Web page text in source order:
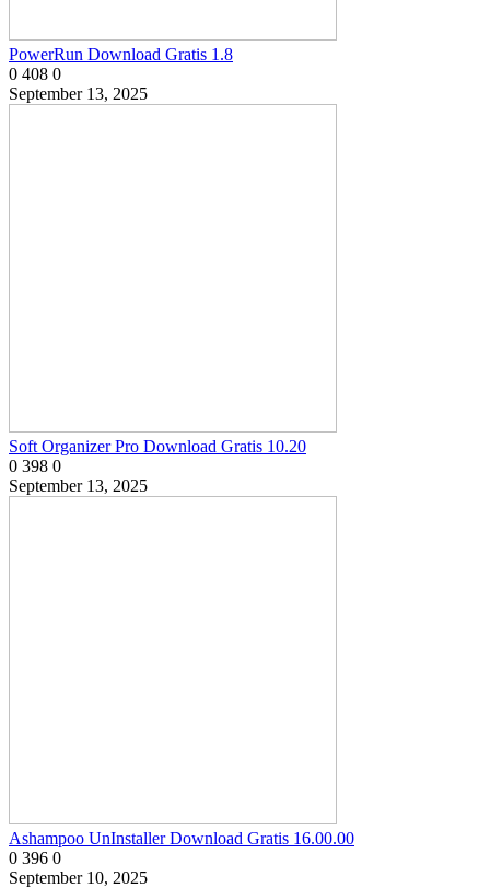
PowerRun Download Gratis 1.8
0 408 0
September 13, 2025
Soft Organizer Pro Download Gratis 10.20
0 398 0
September 13, 2025
Ashampoo UnInstaller Download Gratis 16.00.00
0 396 0
September 10, 2025